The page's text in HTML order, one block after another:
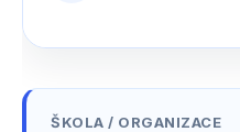
ŠKOLA / ORGANIZACE